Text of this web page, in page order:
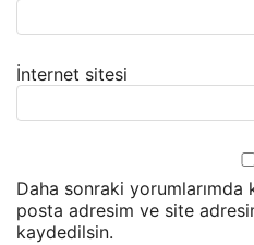
İnternet sitesi
Daha sonraki yorumlarımda
posta adresim ve site
kaydedilsin.